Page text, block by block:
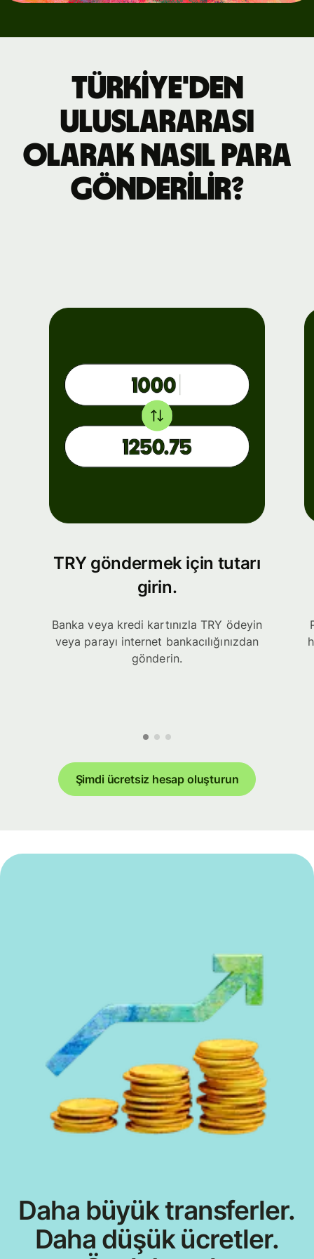
Türkiye'den
uluslararası
olarak nasıl para
gönderilir?
TRY göndermek için tutarı
girin.
Banka veya kredi kartınızla TRY ödeyin
veya parayı internet bankacılığınızdan
gönderin.
Şimdi ücretsiz hesap oluşturun
Daha büyük transferler.
Daha düşük ücretler.